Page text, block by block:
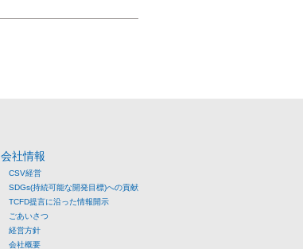
会社情報
CSV経営
SDGs(持続可能な開発目標)への貢献
TCFD提言に沿った情報開示
ごあいさつ
経営方針
会社概要